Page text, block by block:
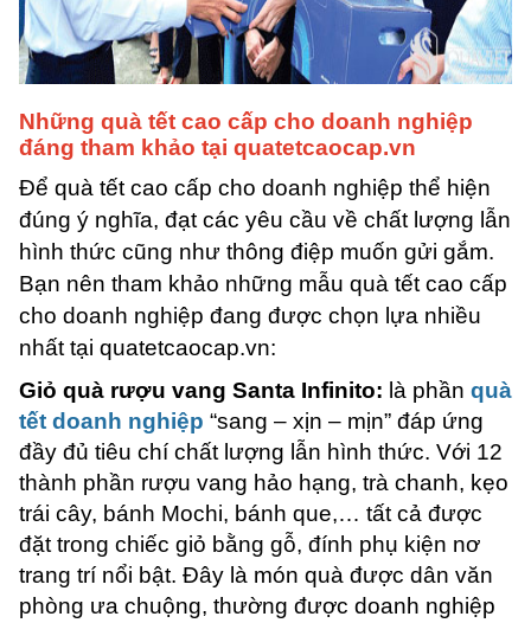
Những quà tết cao cấp cho doanh nghiệp
đáng tham khảo tại quatetcaocap.vn
Để quà tết cao cấp cho doanh nghiệp thể hiện
đúng ý nghĩa, đạt các yêu cầu về chất lượng lẫn
hình thức cũng như thông điệp muốn gửi gắm.
Bạn nên tham khảo những mẫu quà tết cao cấp
cho doanh nghiệp đang được chọn lựa nhiều
nhất tại quatetcaocap.vn:
Giỏ quà rượu vang Santa Infinito: là phần quà
tết doanh nghiệp “sang – xịn – mịn” đáp ứng
đầy đủ tiêu chí chất lượng lẫn hình thức. Với 12
thành phần rượu vang hảo hạng, trà chanh, kẹo
trái cây, bánh Mochi, bánh que,… tất cả được
đặt trong chiếc giỏ bằng gỗ, đính phụ kiện nơ
trang trí nổi bật. Đây là món quà được dân văn
phòng ưa chuộng, thường được doanh nghiệp